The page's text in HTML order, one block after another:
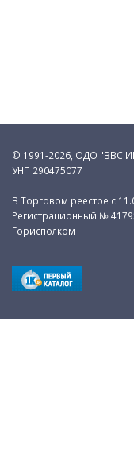
© 1991-2026, ОДО "ВВС
УНП 290475077
В Торговом реестре с
Регистрационный №
Горисполком